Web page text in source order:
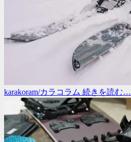
karakoram/カラコラム 続きを読む…